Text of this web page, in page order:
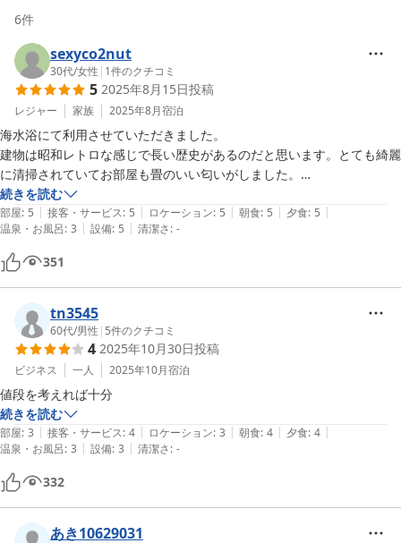
6件
sexyco2nut
30代/女性 | 1件のクチコミ
5 2025年8月15日投稿
レジャー 家族 2025年8月宿泊
海水浴にて利用させていただきました。
建物は昭和レトロな感じで長い歴史があるのだと思います。とても綺麗
に清掃されていてお部屋も畳のいい匂いがしました。
朝夕ともにボリュームタップリのお料理でお腹いっぱいになりました。
ひじきと大豆の煮物が絶品でした。
お風呂は水圧がかなり弱いためロングヘアの方は少し大変かと思いま
す。
とても素敵な夏休みになりました。また利用させていただきたいです。
続きを読む
部屋: 5 | 接客・サービス: 5 | ロケーション: 5 | 朝食: 5 | 夕食: 5 |
温泉・お風呂: 3 | 設備: 5 | 清潔さ: -
351
tn3545
60代/男性 | 5件のクチコミ
4 2025年10月30日投稿
ビジネス 一人 2025年10月宿泊
値段を考えれば十分
続きを読む
部屋: 3 | 接客・サービス: 4 | ロケーション: 3 | 朝食: 4 | 夕食: 4 |
温泉・お風呂: 3 | 設備: 3 | 清潔さ: -
332
あき10629031